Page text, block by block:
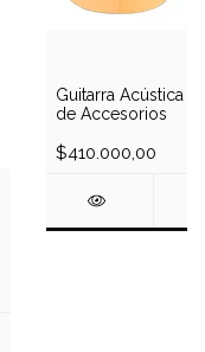
Guitarra Acústica
de Accesorios
$410.000,00